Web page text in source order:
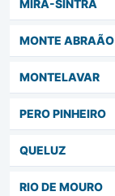
MIRA-SINTRA
MONTE ABRAÃO
MONTELAVAR
PERO PINHEIRO
QUELUZ
RIO DE MOURO